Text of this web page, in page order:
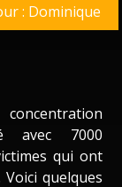
: Dominique
avec 7000
qui ont
quelques